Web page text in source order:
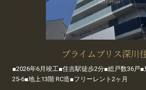
プライムブリス深川
■2026年6月竣工■住吉駅徒歩2分■総戸数36戸
25-6■地上13階 RC造■フリーレント2ヶ月